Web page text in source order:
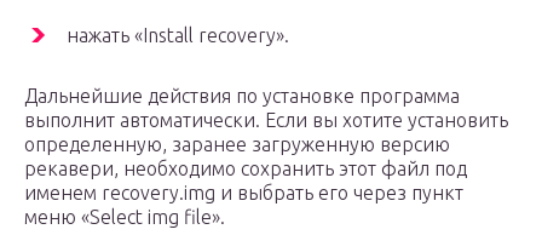
нажать «Install recovery».
Дальнейшие действия по установке программа
выполнит автоматически. Если вы хотите установить
определенную, заранее загруженную версию
рекавери, необходимо сохранить этот файл под
именем recovery.img и выбрать его через пункт
меню «Select img file».